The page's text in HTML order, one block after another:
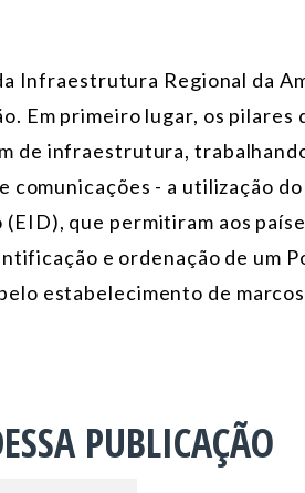
Infraestrutura Regional da
Em primeiro lugar, os pilares
de infraestrutura,
- a utilização
que permitiram aos
e ordenação de um
estabelecimento de
PUBLICAÇÃO